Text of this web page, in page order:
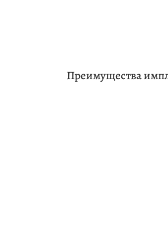
Преимущества